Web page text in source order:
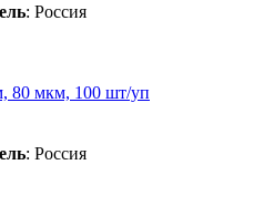
: Россия
80 мкм, 100 шт/уп
: Россия